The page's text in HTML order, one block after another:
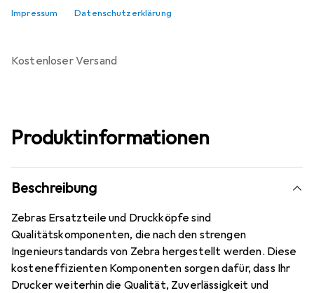
Impressum Datenschutzerklärung
kostenloser Versand
Produktinformationen
Beschreibung
Zebras Ersatzteile und Druckköpfe sind
Qualitätskomponenten, die nach den strengen
Ingenieurstandards von Zebra hergestellt werden. Diese
kosteneffizienten Komponenten sorgen dafür, dass Ihr
Drucker weiterhin die Qualität, Zuverlässigkeit und